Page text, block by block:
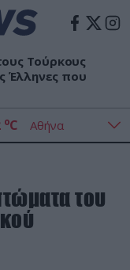
Τούρκους
Έλληνες που
oC
του